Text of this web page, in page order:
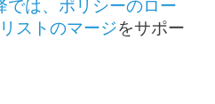
では、ポリシーのロー
ストのマージをサポー